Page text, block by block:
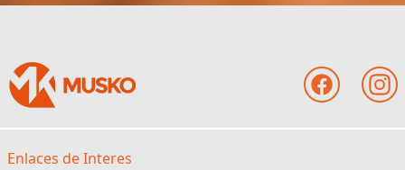
Enlaces de Interes